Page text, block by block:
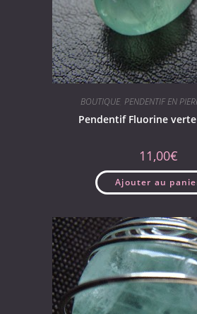
BOUTIQUE, PENDENTIF EN
Pendentif Fluorine
11,00€
Ajouter au